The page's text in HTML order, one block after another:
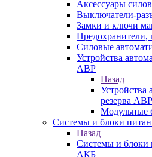
Аксессуары
Выключатели-
Замки и ключи
Предохранители,
Силовые
Устройства
АВР
Назад
Устройства
резерва АВР
Модульные
Системы и блоки
Назад
Системы и блоки
АКБ